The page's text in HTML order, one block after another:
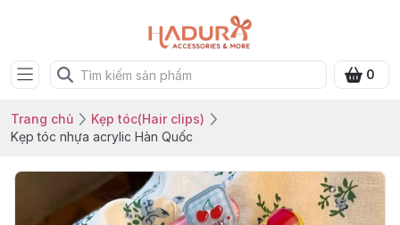
0
Trang chủ
Kẹp tóc(Hair clips)
Kẹp tóc nhựa acrylic Hàn Quốc